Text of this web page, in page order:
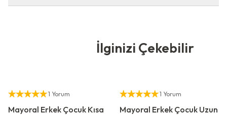
İlginizi Çekebilir
Yetkili Satıcı
1 Yorum
Mayoral Erkek Çocuk Kısa
Yetkili Satıcı
1 Yorum
Mayoral Erkek Çocuk Uzun